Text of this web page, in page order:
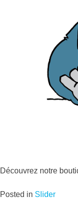
Découvrez notre
Posted in Slider